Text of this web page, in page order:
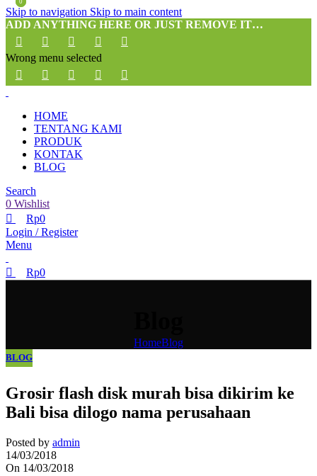
Skip to navigation Skip to main content
ADD ANYTHING HERE OR JUST REMOVE IT…
Wrong menu selected
HOME
TENTANG KAMI
PRODUK
KONTAK
BLOG
Search
0 Wishlist
0
Rp0
Login / Register
Menu
0
Rp0
HomeBlog
BLOG
Grosir flash disk murah bisa dikirim ke
Bali bisa dilogo nama perusahaan
Posted by admin
14/03/2018
On 14/03/2018